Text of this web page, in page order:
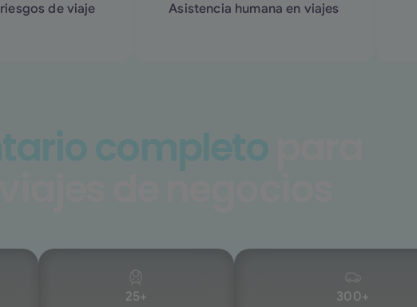
de viaje Asistencia humana en viajes
viajes de negocios
25+
300+